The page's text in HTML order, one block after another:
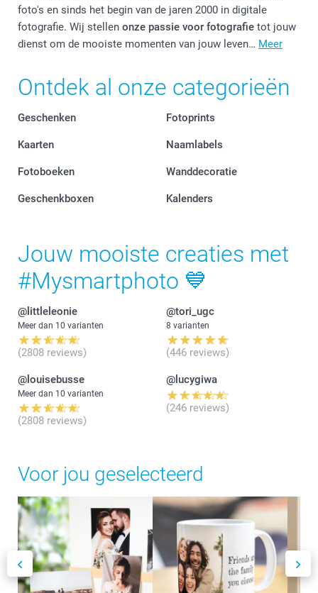
foto's en sinds het begin van de jaren 2000 in digitale
fotografie. Wij stellen onze passie voor fotografie tot jouw
dienst om de mooiste momenten van jouw leven… Meer
Ontdek al onze categorieën
Geschenken Fotoprints
Kaarten Naamlabels
Fotoboeken Wanddecoratie
Geschenkboxen Kalenders
Jouw mooiste creaties met
#Mysmartphoto 💙
@littleleonie
Meer dan 10 varianten
(2808 reviews)
@tori_ugc
8 varianten
(446 reviews)
@louisebusse
Meer dan 10 varianten
(2808 reviews)
@lucygiwa
(246 reviews)
Voor jou geselecteerd